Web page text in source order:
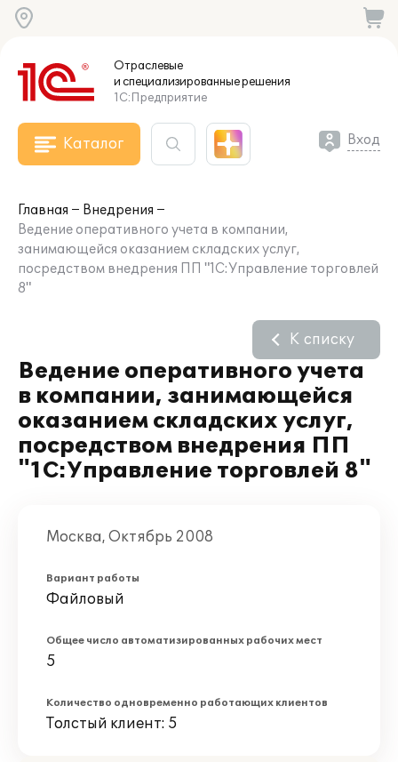
Отраслевые
и специализированныерешения
1С:Предприятие
Каталог Вход
Главная
Внедрения
Ведение оперативного учета в компании,
занимающейся оказанием складских услуг,
посредством внедрения ПП "1С:Управление торговлей
8"
Ведение оперативного учета
в компании, занимающейся
оказанием складских услуг,
посредством внедрения ПП
"1С:Управление торговлей 8"
К списку
Москва, Октябрь 2008
Вариант работы
Файловый
Общее число автоматизированных рабочих мест
5
Количество одновременно работающих клиентов
Толстый клиент: 5